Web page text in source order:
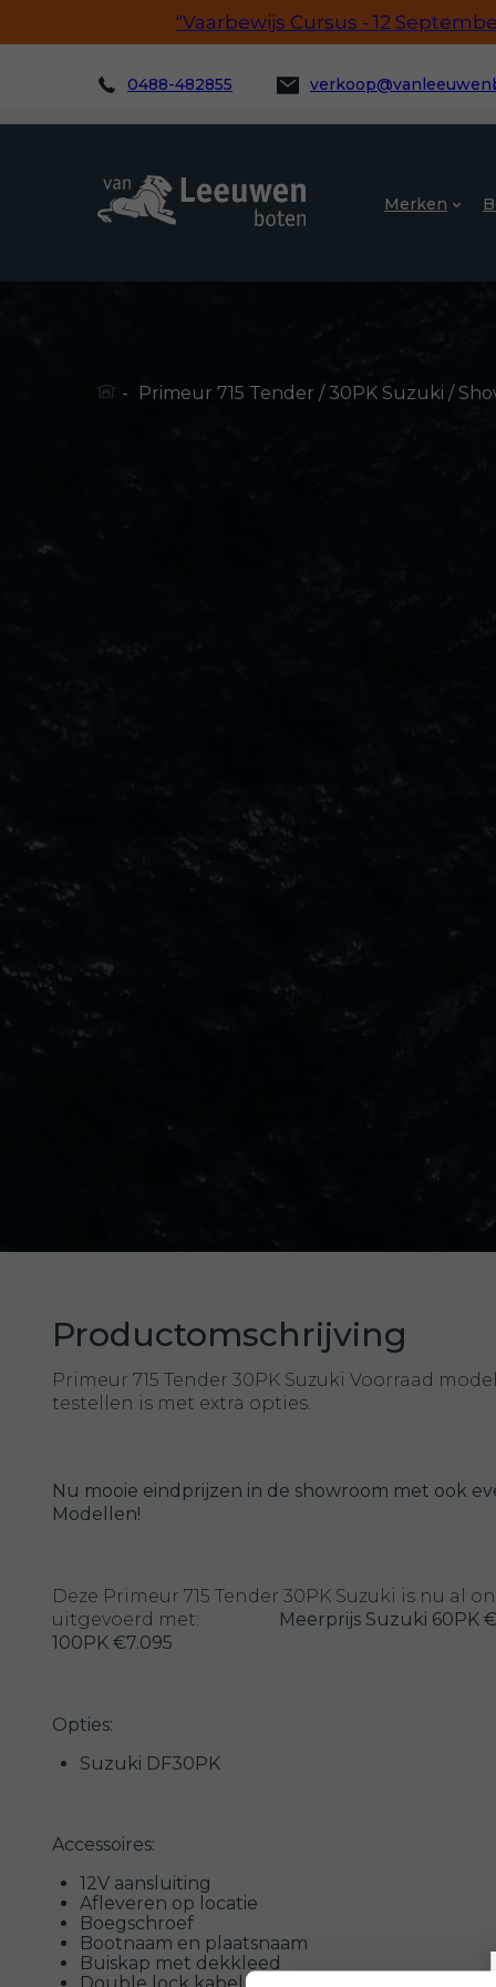
"Vaarbewijs Cursus - 12
0488-482855
Merken
- Primeur 715 Tender / 30PK Suzuki /
Productomschrijving
Primeur 715 Tender 30PK Suzuki Voorraad
testellen is met extra opties.
Nu mooie eindprijzen in de showroom met ook
Modellen!
Deze Primeur 715 Tender 30PK Suzuki is nu al
uitgevoerd met:
Meerprijs Suzuki 60PK
100PK €7.095
Opties:
Suzuki DF30PK
Accessoires:
12V aansluiting
Afleveren op locatie
Boegschroef
Bootnaam en plaatsnaam
Buiskap met dekkleed
Double lock kabel 5.00Mtr